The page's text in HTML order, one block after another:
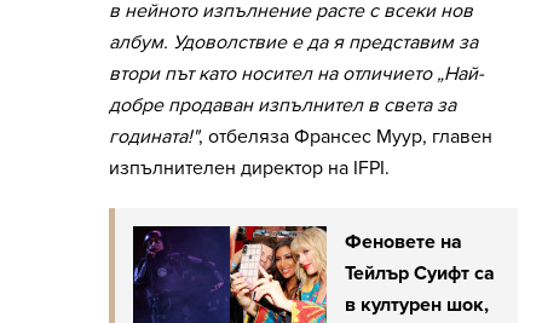
в нейното изпълнение расте с всеки нов
албум. Удоволствие е да я представим за
втори път като носител на отличието „Най-
добре продаван изпълнител в света за
годината!", отбеляза Франсес Муур, главен
изпълнителен директор на IFPI.
Феновете на
Тейлър Суифт са
в културен шок,